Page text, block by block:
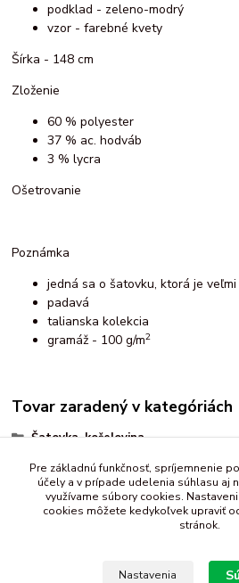
podklad - zeleno-modrý
vzor - farebné kvety
Šírka - 148 cm
Zloženie
60 % polyester
37 % ac. hodváb
3 % lycra
Ošetrovanie
Poznámka
jedná sa o šatovku, ktorá je
padavá
talianska kolekcia
gramáž - 100 g/m2
Tovar zaradený v kategóriách
Šatovka, košelovina
vzorované
s hodvábom
Pre základnú funkčnosť, spríjemnenie
účely a v prípade udelenia súhlasu aj
využívame súbory cookies.
cookies môžete kedykoľvek upraviť
stránok.
Nastavenia